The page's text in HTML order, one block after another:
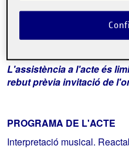
Sobre
L'assistència a l'acte és
rebut prèvia invitació de
PROGRAMA DE L'ACTE
Interpretació musical.